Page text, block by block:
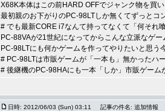
X68K本体はこの前HARD OFFでジャンク物を買
最初親のお下がりのPC-98LTしか無くてずっと
# でも最新CORE i7なんて持ってなくて「何それ
PC-88VAが21世紀になってからこんな立派なゲ
PC-98LTにも何かゲームを作ってやりたいと思う
# PC-98LTは市販ゲームが「一本も」無かった
# 後継機のPC-98HAにも一本「しか」市販ゲーム
日時: 2012/06/03 (Sun) 03:11 記事の件名: 追加情報